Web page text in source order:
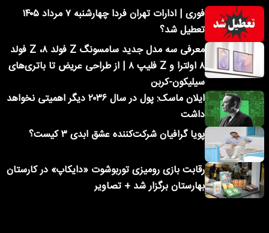
فوری | ادارات تهران فردا چهارشنبه ۷ مرداد ۱۴۰۵
تعطیل شد؟
معرفی سه مدل جدید سامسونگ Z فولد ۸، Z فولد
۸ اولترا و Z فلیپ ۸ | از طراحی عریض تا باتری‌های
سیلیکون-کربن
ایلان ماسک: پول در سال ۲۰۳۶ دیگر اهمیتی نخواهد
داشت
پویا گرافیان شرکت‌کننده عشق ابدی ۳ کیست؟
رقابت بازی رومیزی توربوشوت «دایکاپ» در کارستان
بهارستان برگزار شد + تصاویر